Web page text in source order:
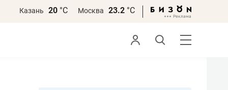
Казань 20 °С Москва 23.2 °С